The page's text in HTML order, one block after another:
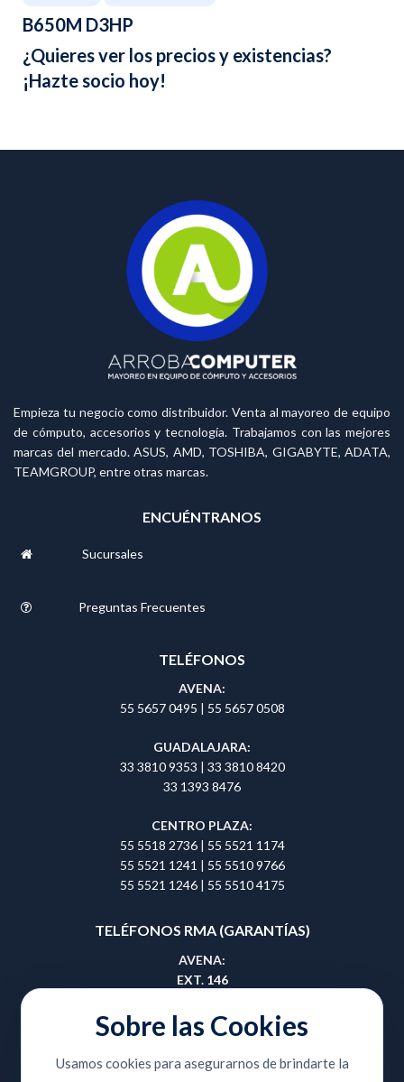
B650M D3HP
¿Quieres ver los precios y existencias?
¡Hazte socio hoy!
Empieza tu negocio como distribuidor. Venta al mayoreo de equipo
de cómputo, accesorios y tecnología. Trabajamos con las mejores
marcas del mercado. ASUS, AMD, TOSHIBA, GIGABYTE, ADATA,
TEAMGROUP, entre otras marcas.
ENCUÉNTRANOS
Sucursales
Preguntas Frecuentes
TELÉFONOS
AVENA:
55 5657 0495 | 55 5657 0508
GUADALAJARA:
33 3810 9353 | 33 3810 8420
33 1393 8476
CENTRO PLAZA:
55 5518 2736| 55 5521 1174
55 5521 1241 | 55 5510 9766
55 5521 1246 | 55 5510 4175
TELÉFONOS RMA (GARANTÍAS)
AVENA:
EXT. 146
EXT. 414
Sobre las Cookies
Usamos cookies para asegurarnos de brindarte la